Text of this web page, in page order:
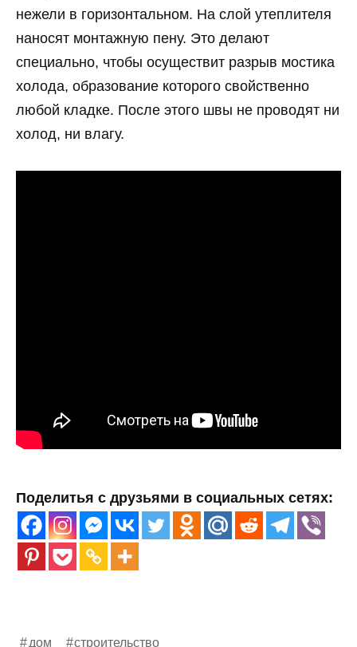
нежели в горизонтальном. На слой утеплителя
наносят монтажную пену. Это делают
специально, чтобы осуществит разрыв мостика
холода, образование которого свойственно
любой кладке. После этого швы не проводят ни
холод, ни влагу.
Поделитья с друзьями в социальных сетях:
дом строительство